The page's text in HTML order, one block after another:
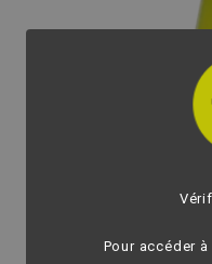
Pour accéder